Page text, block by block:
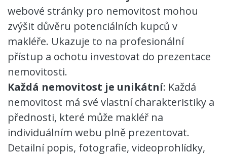
webové stránky pro nemovitost mohou
zvýšit důvěru potenciálních kupců v
makléře. Ukazuje to na profesionální
přístup a ochotu investovat do prezentace
nemovitosti.
Každá nemovitost je unikátní: Každá
nemovitost má své vlastní charakteristiky a
přednosti, které může makléř na
individuálním webu plně prezentovat.
Detailní popis, fotografie, videoprohlídky,